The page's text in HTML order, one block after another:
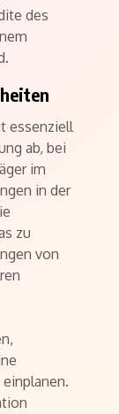
des
essenziell
ab, bei
im
in der
zu
von